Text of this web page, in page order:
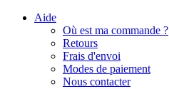
Aide
Où est ma commande ?
Retours
Frais d'envoi
Modes de paiement
Nous contacter